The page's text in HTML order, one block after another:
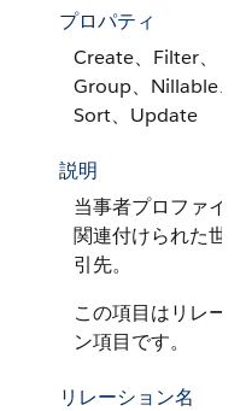
プロパティ
Create、Filter、
Group、Nillable、
Sort、Update
説明
当事者プロファイ
関連付けられた世
引先。
この項目はリレー
ン項目です。
リレーション名